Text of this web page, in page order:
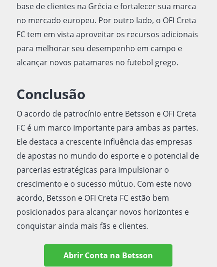
base de clientes na Grécia e fortalecer sua marca
no mercado europeu. Por outro lado, o OFI Creta
FC tem em vista aproveitar os recursos adicionais
para melhorar seu desempenho em campo e
alcançar novos patamares no futebol grego.
Conclusão
O acordo de patrocínio entre Betsson e OFI Creta
FC é um marco importante para ambas as partes.
Ele destaca a crescente influência das empresas
de apostas no mundo do esporte e o potencial de
parcerias estratégicas para impulsionar o
crescimento e o sucesso mútuo. Com este novo
acordo, Betsson e OFI Creta FC estão bem
posicionados para alcançar novos horizontes e
conquistar ainda mais fãs e clientes.
Abrir Conta na Betsson